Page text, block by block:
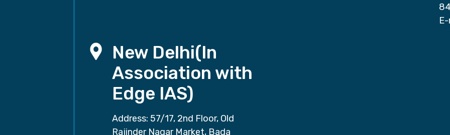
New Delhi(In
Association with
Edge IAS)
Address: 57/17, 2nd Floor, Old
Rajinder Nagar Market, Bada